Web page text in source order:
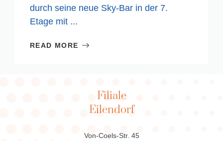
durch seine neue Sky-Bar in der 7.
Etage mit ...
READ MORE
Filiale
Eilendorf
Von-Coels-Str. 45